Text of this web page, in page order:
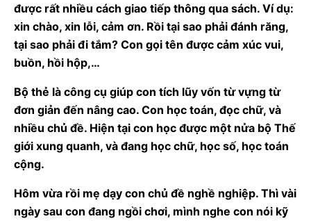
được rất nhiều cách giao tiếp thông qua sách. Ví dụ:
xin chào, xin lỗi, cảm ơn. Rồi tại sao phải đánh răng,
tại sao phải đi tắm? Con gọi tên được cảm xúc vui,
buồn, hồi hộp,…
Bộ thẻ là công cụ giúp con tích lũy vốn từ vựng từ
đơn giản đến nâng cao. Con học toán, đọc chữ, và
nhiều chủ đề. Hiện tại con học được một nửa bộ Thế
giới xung quanh, và đang học chữ, học số, học toán
cộng.
Hôm vừa rồi mẹ dạy con chủ đề nghề nghiệp. Thì vài
ngày sau con đang ngồi chơi, mình nghe con nói kỹ